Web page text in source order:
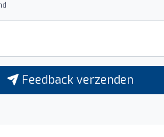
Feedback verzenden